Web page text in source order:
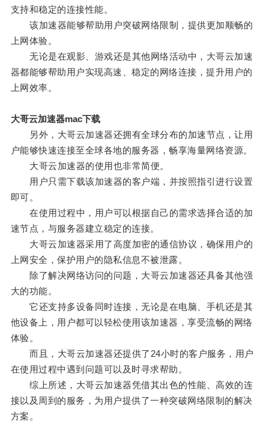
支持和稳定的连接性能。
该加速器能够帮助用户突破网络限制，提供更加顺畅的
上网体验。
无论是在观影、游戏还是其他网络活动中，大哥云加速
器都能够帮助用户实现高速、稳定的网络连接，提升用户的
上网效率。
大哥云加速器mac下载
另外，大哥云加速器还拥有全球分布的加速节点，让用
户能够快速连接至全球各地的服务器，畅享海量网络资源。
大哥云加速器的使用也非常简便。
用户只需下载该加速器的客户端，并按照指引进行设置
即可。
在使用过程中，用户可以根据自己的需求选择合适的加
速节点，与服务器建立稳定的连接。
大哥云加速器采用了高度加密的通信协议，确保用户的
上网安全，保护用户的隐私信息不被泄露。
除了解决网络访问的问题，大哥云加速器还具备其他强
大的功能。
它还支持多设备同时连接，无论是在电脑、手机还是其
他设备上，用户都可以轻松使用该加速器，享受流畅的网络
体验。
而且，大哥云加速器还提供了24小时的客户服务，用户
在使用过程中遇到问题可以及时寻求帮助。
综上所述，大哥云加速器凭借其出色的性能、高效的连
接以及周到的服务，为用户提供了一种突破网络限制的解决
方案。